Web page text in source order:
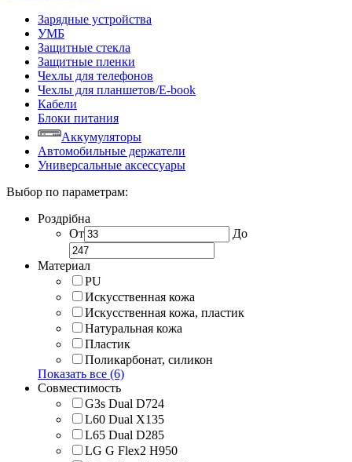
Зарядные устройства
УМБ
Защитные стекла
Защитные пленки
Чехлы для телефонов
Чехлы для планшетов/E-book
Кабели
Блоки питания
Аккумуляторы
Автомобильные держатели
Универсальные аксессуары
Выбор по параметрам:
Роздрібна
От
До
Материал
PU
Искусственная кожа
Искусственная кожа, пластик
Натуральная кожа
Пластик
Поликарбонат, силикон
Показать все (6)
Совместимость
G3s Dual D724
L60 Dual X135
L65 Dual D285
LG G Flex2 H950